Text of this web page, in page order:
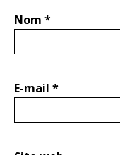
Nom *
E-mail *